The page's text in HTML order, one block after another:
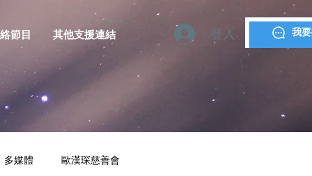
節目 其他支援連結 登入 我
多媒體 歐漢琛慈善會